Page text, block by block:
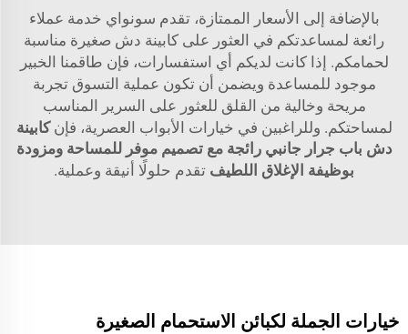
بالإضافة إلى الأسعار الممتازة، تقدم سونواي خدمة عملاء
رائعة لمساعدتكم في العثور على كابينة دش صغيرة مناسبة
لحمامكم. إذا كانت لديكم أي استفسارات، فإن طاقمنا الخبير
موجود للمساعدة ويضمن أن تكون عملية التسوق تجربة
مريحة وخالية من القلق للعثور على السرير المناسب
لمساحتكم. وللراغبين في خيارات الأبواب العصرية، فإنكابينة
دش باب جرار جانبي رائجة مع تصميم موفر للمساحة ومزودة
بوظيفة الإغلاق اللطيف تقدم حلولًا أنيقة وعملية.
خيارات الجملة لكبائن الاستحمام الصغيرة